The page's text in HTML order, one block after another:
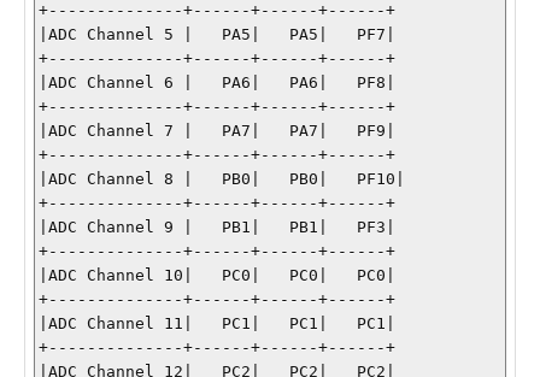
+--------------+------+------+------+
|ADC Channel 5 |   PA5|   PA5|   PF7|
+--------------+------+------+------+
|ADC Channel 6 |   PA6|   PA6|   PF8|
+--------------+------+------+------+
|ADC Channel 7 |   PA7|   PA7|   PF9|
+--------------+------+------+------+
|ADC Channel 8 |   PB0|   PB0|   PF10|
+--------------+------+------+------+
|ADC Channel 9 |   PB1|   PB1|   PF3|
+--------------+------+------+------+
|ADC Channel 10|   PC0|   PC0|   PC0|
+--------------+------+------+------+
|ADC Channel 11|   PC1|   PC1|   PC1|
+--------------+------+------+------+
|ADC Channel 12|   PC2|   PC2|   PC2|